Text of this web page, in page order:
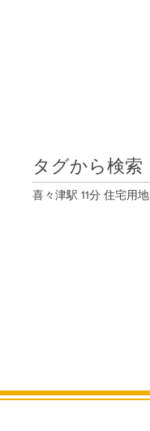
タグから検索
喜々津駅 11分 住宅用地